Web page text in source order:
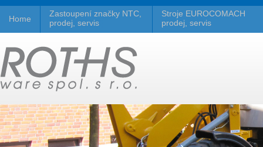
Home
Zastoupení značky NTC,
prodej, servis
Stroje EUROCOMACH
prodej, servis